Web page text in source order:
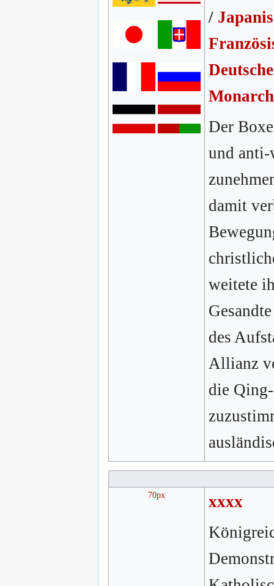
/
Der
und anti-
damit
weitete
des
Allianz
die
70px
xxxx